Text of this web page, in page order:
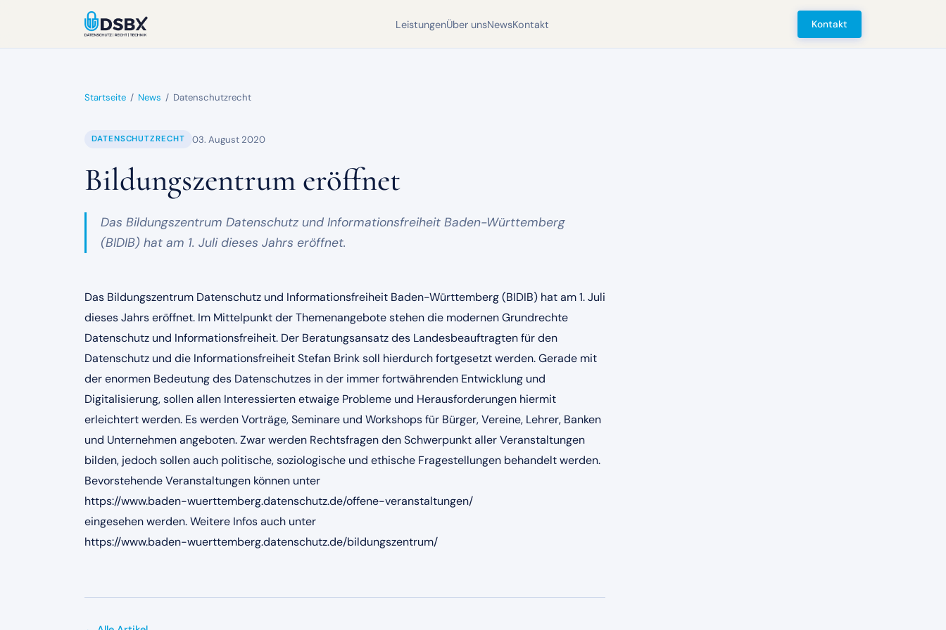
LeistungenÜber unsNewsKontakt Kontakt
Startseite / News / Datenschutzrecht
DATENSCHUTZRECHT 03. August 2020
Bildungszentrum eröffnet
Das Bildungszentrum Datenschutz und Informationsfreiheit Baden-Württemberg
(BIDIB) hat am 1. Juli dieses Jahrs eröffnet.
Das Bildungszentrum Datenschutz und Informationsfreiheit Baden-Württemberg (BIDIB) hat am 1. Juli
dieses Jahrs eröffnet. Im Mittelpunkt der Themenangebote stehen die modernen Grundrechte
Datenschutz und Informationsfreiheit. Der Beratungsansatz des Landesbeauftragten für den
Datenschutz und die Informationsfreiheit Stefan Brink soll hierdurch fortgesetzt werden. Gerade mit
der enormen Bedeutung des Datenschutzes in der immer fortwährenden Entwicklung und
Digitalisierung, sollen allen Interessierten etwaige Probleme und Herausforderungen hiermit
erleichtert werden. Es werden Vorträge, Seminare und Workshops für Bürger, Vereine, Lehrer, Banken
und Unternehmen angeboten. Zwar werden Rechtsfragen den Schwerpunkt aller Veranstaltungen
bilden, jedoch sollen auch politische, soziologische und ethische Fragestellungen behandelt werden.
Bevorstehende Veranstaltungen können unter
https://www.baden-wuerttemberg.datenschutz.de/offene-veranstaltungen/
eingesehen werden. Weitere Infos auch unter
https://www.baden-wuerttemberg.datenschutz.de/bildungszentrum/